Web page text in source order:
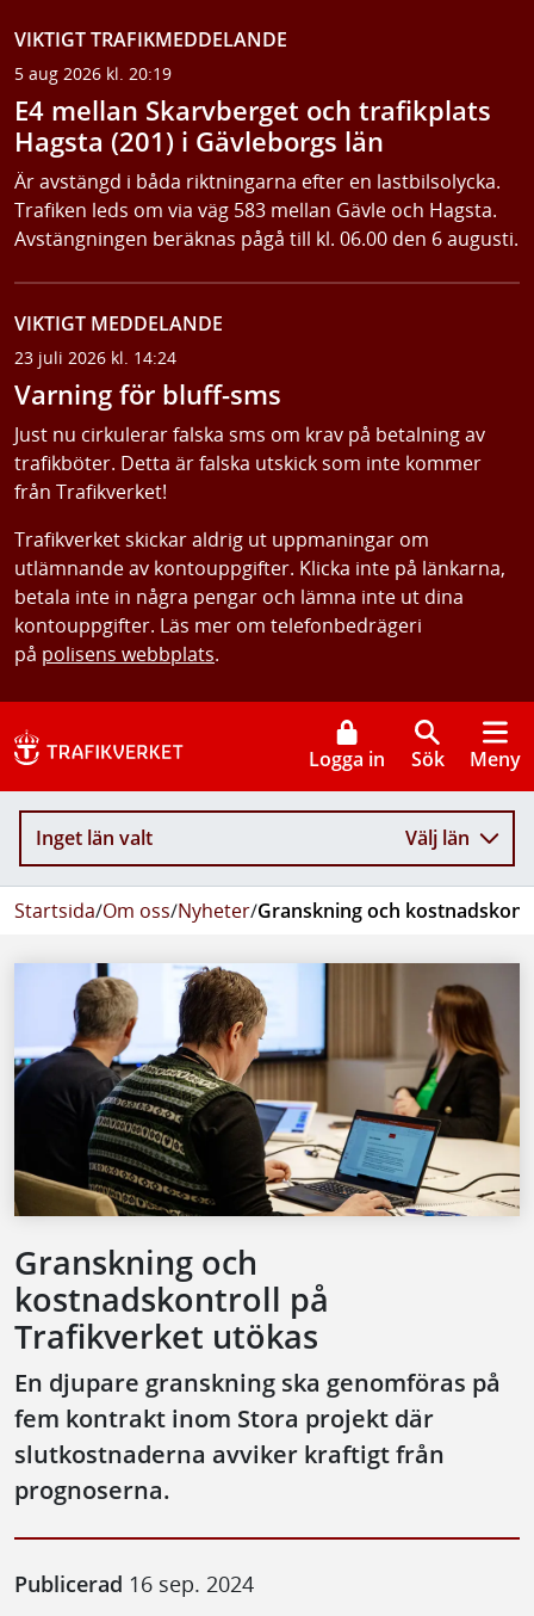
VIKTIGT TRAFIKMEDDELANDE
5 aug 2026 kl. 20:19
E4 mellan Skarvberget och trafikplats
Hagsta (201) i Gävleborgs län
Är avstängd i båda riktningarna efter en lastbilsolycka.
Trafiken leds om via väg 583 mellan Gävle och Hagsta.
Avstängningen beräknas pågå till kl. 06.00 den 6 augusti.
VIKTIGT MEDDELANDE
23 juli 2026 kl. 14:24
Varning för bluff-sms
Just nu cirkulerar falska sms om krav på betalning av
trafikböter. Detta är falska utskick som inte kommer
från Trafikverket!
Trafikverket skickar aldrig ut uppmaningar om
utlämnande av kontouppgifter. Klicka inte på länkarna,
betala inte in några pengar och lämna inte ut dina
kontouppgifter. Läs mer om telefonbedrägeri
på polisens webbplats.
Logga in Sök Meny
Inget län valt Välj län
Startsida/Om oss/Nyheter/Granskning och
Granskning och
kostnadskontroll på
Trafikverket utökas
En djupare granskning ska genomföras på
fem kontrakt inom Stora projekt där
slutkostnaderna avviker kraftigt från
prognoserna.
Publicerad 16 sep. 2024